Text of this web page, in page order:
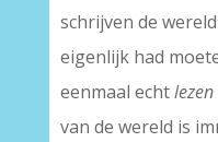
schrijven de
eigenlijk had
eenmaal echtlezen
van de wereld is